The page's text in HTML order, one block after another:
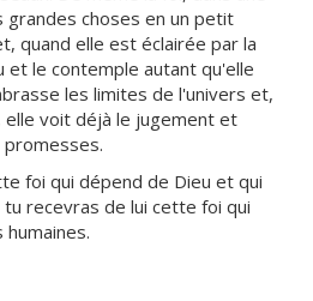
grandes choses en un petit
quand elle est éclairée par la
le contemple autant qu'elle
les limites de l'univers et,
voit déjà le jugement et
foi qui dépend de Dieu et qui
recevras de lui cette foi qui